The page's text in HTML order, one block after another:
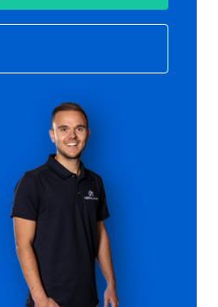
goot kabel
3 mm